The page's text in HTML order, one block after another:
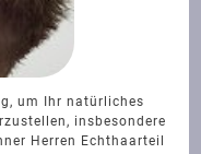
um Ihr natürliches
insbesondere
Herren Echthaarteil